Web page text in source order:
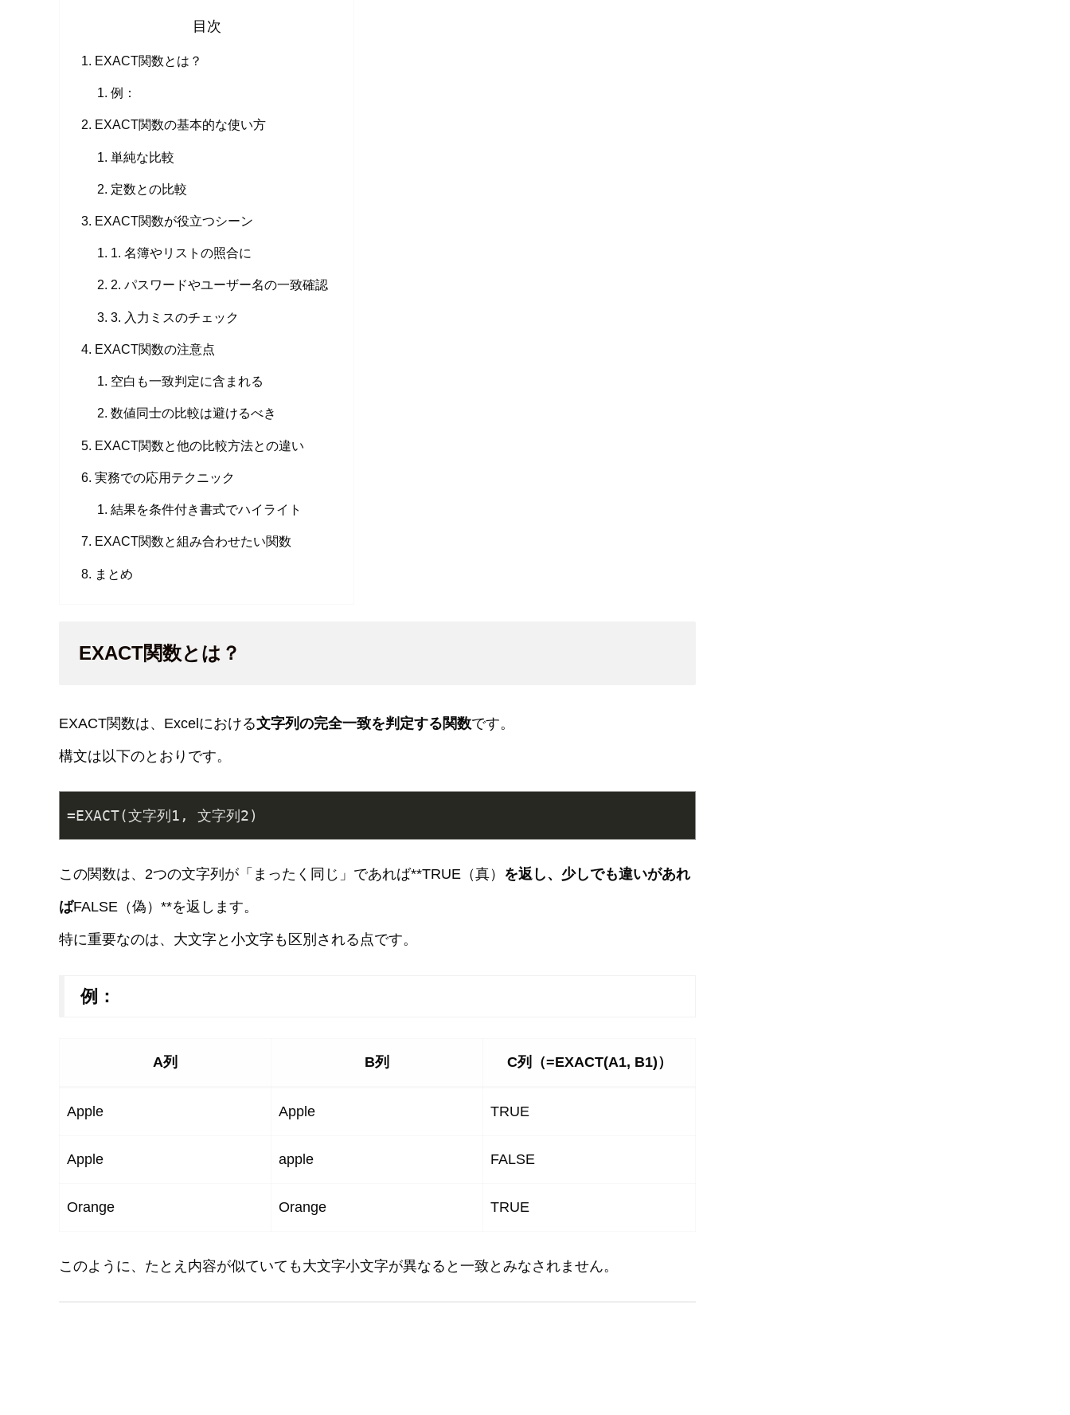
目次
EXACT関数とは？
例：
EXACT関数の基本的な使い方
単純な比較
定数との比較
EXACT関数が役立つシーン
1. 名簿やリストの照合に
2. パスワードやユーザー名の一致確認
3. 入力ミスのチェック
EXACT関数の注意点
空白も一致判定に含まれる
数値同士の比較は避けるべき
EXACT関数と他の比較方法との違い
実務での応用テクニック
結果を条件付き書式でハイライト
EXACT関数と組み合わせたい関数
まとめ
EXACT関数とは？
EXACT関数は、Excelにおける文字列の完全一致を判定する関数です。
構文は以下のとおりです。
=EXACT(文字列1, 文字列2)
この関数は、2つの文字列が「まったく同じ」であれば**TRUE（真） を返し、少しでも違いがあれ
ばFALSE（偽）**を返します。
特に重要なのは、大文字と小文字も区別される点です。
例：
A列 B列 C列（=EXACT(A1, B1)）
Apple Apple TRUE
Apple apple FALSE
Orange Orange TRUE
このように、たとえ内容が似ていても大文字小文字が異なると一致とみなされません。